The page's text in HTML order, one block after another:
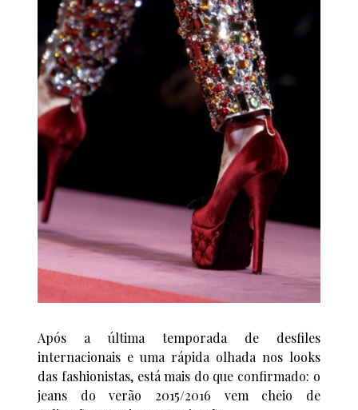
Após a última temporada de desfiles
internacionais e uma rápida olhada nos looks
das fashionistas, está mais do que confirmado: o
jeans do verão 2015/2016 vem cheio de